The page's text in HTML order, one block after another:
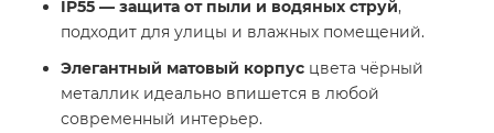
IP55 — защита от пыли и водяных струй,
подходит для улицы и влажных помещений.
Элегантный матовый корпус цвета чёрный
металлик идеально впишется в любой
современный интерьер.